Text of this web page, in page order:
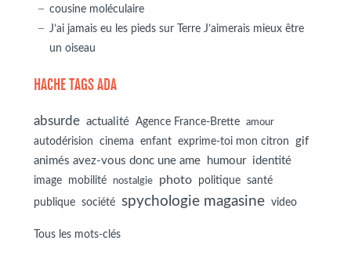
cousine moléculaire
J’ai jamais eu les pieds sur Terre J’aimerais mieux être
un oiseau
HACHE TAGS ADA
absurde actualité Agence France-Brette amour
autodérision cinema enfant exprime-toi mon citron
gif
animés avez-vous donc une ame
humour identité
image mobilité nostalgie photo politique
santé
publique
société spychologie magasine video
Tous les mots-clés